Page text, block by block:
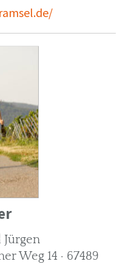
Jürgen
Weg 14 · 67489